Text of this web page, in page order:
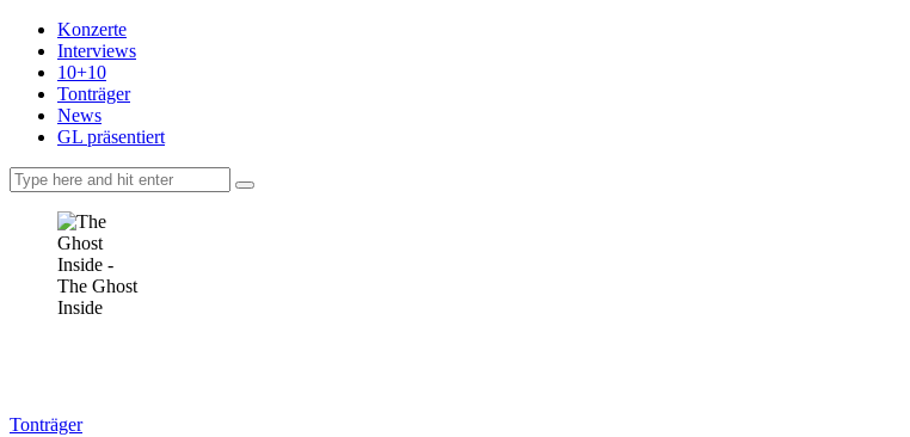
Konzerte
Interviews
10+10
Tonträger
News
GL präsentiert
Tonträger